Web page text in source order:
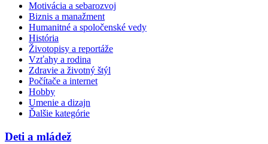
Motivácia a sebarozvoj
Biznis a manažment
Humanitné a spoločenské vedy
História
Životopisy a reportáže
Vzťahy a rodina
Zdravie a životný štýl
Počítače a internet
Hobby
Umenie a dizajn
Ďalšie kategórie
Deti a mládež